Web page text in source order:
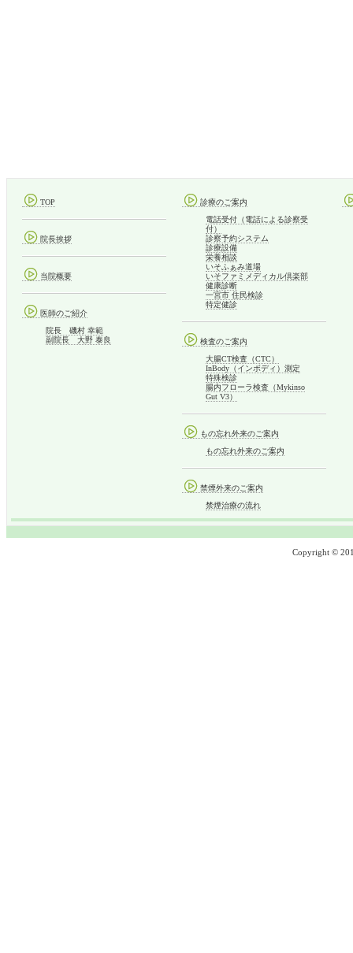
TOP
院長挨拶
当院概要
医師のご紹介
院長 磯村 幸範
副院長 大野 泰良
診療のご案内
電話受付（電話による診察受
付）
診察予約システム
診療設備
栄養相談
いそふぁみ道場
いそファミメディカル倶楽部
健康診断
一宮市 住民検診
特定健診
検査のご案内
大腸CT検査（CTC）
InBody（インボディ）測定
特殊検診
腸内フローラ検査（Mykinso
Gut V3）
もの忘れ外来のご案内
もの忘れ外来のご案内
禁煙外来のご案内
禁煙治療の流れ
Copyright ©